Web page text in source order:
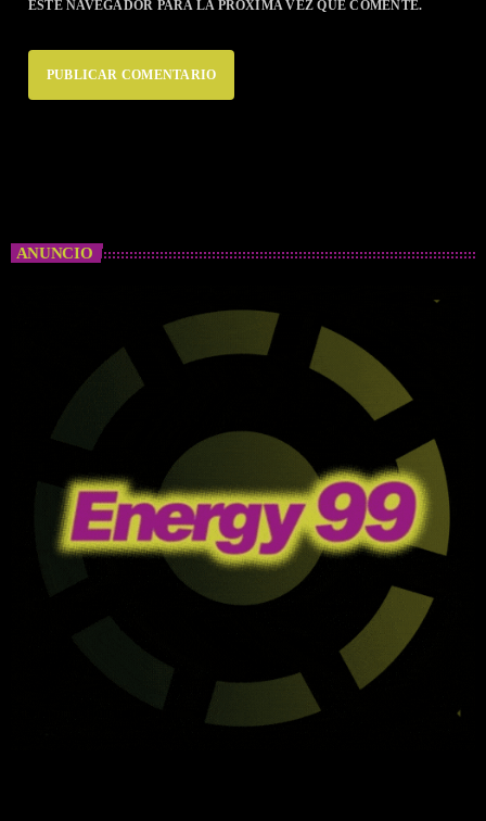
ESTE NAVEGADOR PARA LA PRÓXIMA VEZ QUE COMENTE.
ANUNCIO